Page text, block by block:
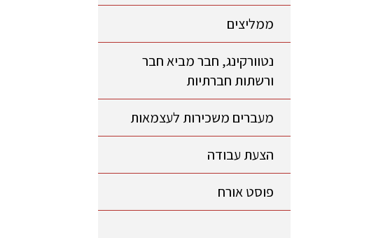
ממליצים
נטוורקינג, חבר מביא חבר
ורשתות חברתיות
מעברים משכירות לעצמאות
הצעת עבודה
פוסט אורח